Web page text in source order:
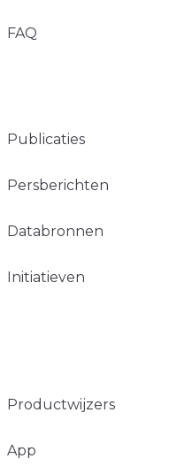
FAQ
Publicaties
Persberichten
Databronnen
Initiatieven
Productwijzers
App